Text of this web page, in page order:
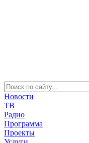
Новости
ТВ
Радио
Программа
Проекты